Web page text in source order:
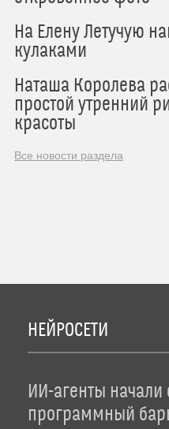
На Елену Летучую
кулаками
Наташа Королева
простой утренний
красоты
Все новости раздела
НЕЙРОСЕТИ
ИИ-агенты начали
программный